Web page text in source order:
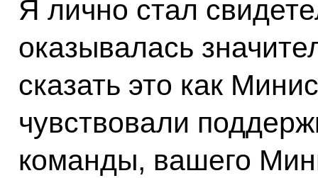
Я лично стал
оказывалась
сказать это как
чувствовали
команды, вашего